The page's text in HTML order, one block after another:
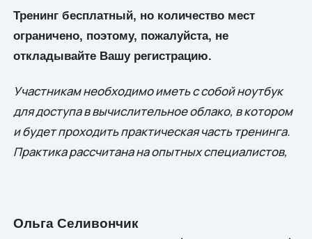
Тренинг бесплатный, но количество мест
ограничено, поэтому, пожалуйста, не
откладывайте Вашу регистрацию.
Участникам необходимо иметь с собой ноутбук
для доступа в вычислительное облако, в котором
и будет проходить практическая часть тренинга.
Практика рассчитана на опытных специалистов,
Ольга Селивончик